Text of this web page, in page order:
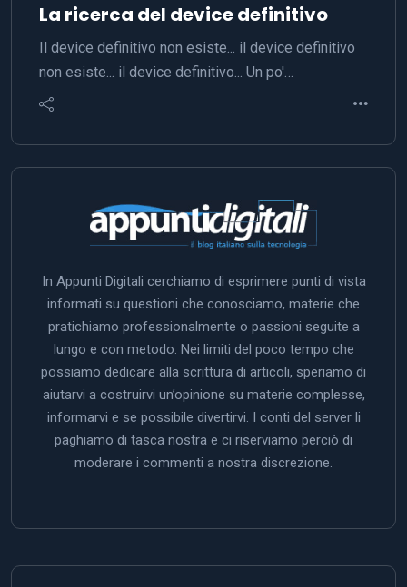
La ricerca del device definitivo
Il device definitivo non esiste... il device definitivo
non esiste... il device definitivo... Un po'…
In Appunti Digitali cerchiamo di esprimere punti di vista
informati su questioni che conosciamo, materie che
pratichiamo professionalmente o passioni seguite a
lungo e con metodo. Nei limiti del poco tempo che
possiamo dedicare alla scrittura di articoli, speriamo di
aiutarvi a costruirvi un’opinione su materie complesse,
informarvi e se possibile divertirvi. I conti del server li
paghiamo di tasca nostra e ci riserviamo perciò di
moderare i commenti a nostra discrezione.